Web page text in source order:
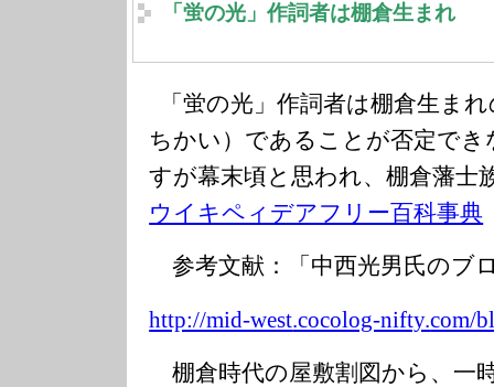
「蛍の光」作詞者は棚倉生まれ
「蛍の光」作詞者は棚倉生ま
ちかい）であることが否定で
すが幕末頃と思われ、棚倉藩士
ウイキペィデアフリー百科事典
参考文献：「中西光男氏のブ
http://mid-west.cocolog-nifty.com/
棚倉時代の屋敷割図から、一